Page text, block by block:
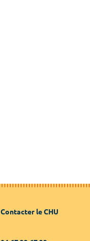
Contacter le CHU